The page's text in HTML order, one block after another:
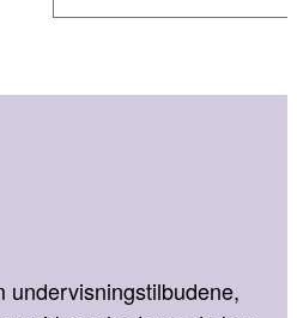
undervisningstilbudene,